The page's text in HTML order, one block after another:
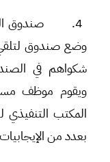
صندوق
وضع صندوق
شكواهم في
ويقوم موظف
المكتب التنفيذي
بعدد من